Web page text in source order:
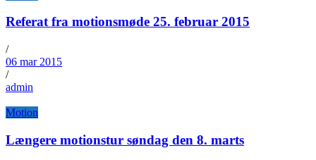
Referat fra motionsmøde 25. februar 2015
/
06 mar 2015
/
admin
Motion
Længere motionstur søndag den 8. marts